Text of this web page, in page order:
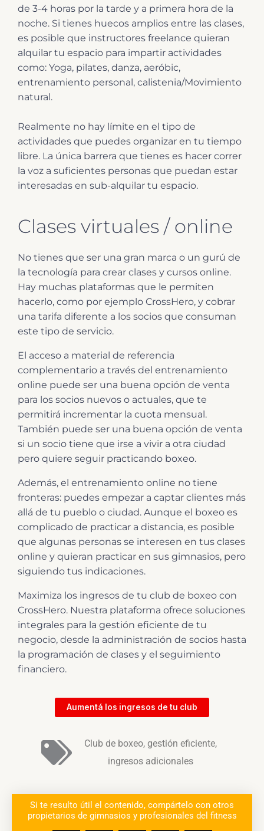
de 3-4 horas por la tarde y a primera hora de la
noche. Si tienes huecos amplios entre las clases,
es posible que instructores freelance quieran
alquilar tu espacio para impartir actividades
como: Yoga, pilates, danza, aeróbic,
entrenamiento personal, calistenia/Movimiento
natural.
Realmente no hay límite en el tipo de
actividades que puedes organizar en tu tiempo
libre. La única barrera que tienes es hacer correr
la voz a suficientes personas que puedan estar
interesadas en sub-alquilar tu espacio.
Clases virtuales / online
No tienes que ser una gran marca o un gurú de
la tecnología para crear clases y cursos online.
Hay muchas plataformas que le permiten
hacerlo, como por ejemplo CrossHero, y cobrar
una tarifa diferente a los socios que consuman
este tipo de servicio.
El acceso a material de referencia
complementario a través del entrenamiento
online puede ser una buena opción de venta
para los socios nuevos o actuales, que te
permitirá incrementar la cuota mensual.
También puede ser una buena opción de venta
si un socio tiene que irse a vivir a otra ciudad
pero quiere seguir practicando boxeo.
Además, el entrenamiento online no tiene
fronteras: puedes empezar a captar clientes más
allá de tu pueblo o ciudad. Aunque el boxeo es
complicado de practicar a distancia, es posible
que algunas personas se interesen en tus clases
online y quieran practicar en sus gimnasios, pero
siguiendo tus indicaciones.
Maximiza los ingresos de tu club de boxeo con
CrossHero. Nuestra plataforma ofrece soluciones
integrales para la gestión eficiente de tu
negocio, desde la administración de socios hasta
la programación de clases y el seguimiento
financiero.
Aumentá los ingresos de tu club
Club de boxeo, gestión eficiente,
ingresos adicionales
Si te resulto útil el contenido, compártelo con otros
propietarios de gimnasios y profesionales del fitness